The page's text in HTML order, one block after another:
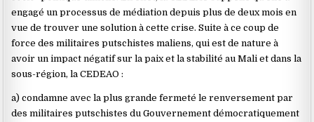
engagé un processus de médiation depuis plus de deux mois en
vue de trouver une solution à cette crise. Suite à ce coup de
force des militaires putschistes maliens, qui est de nature à
avoir un impact négatif sur la paix et la stabilité au Mali et dans la
sous-région, la CEDEAO :
a) condamne avec la plus grande fermeté le renversement par
des militaires putschistes du Gouvernement démocratiquement